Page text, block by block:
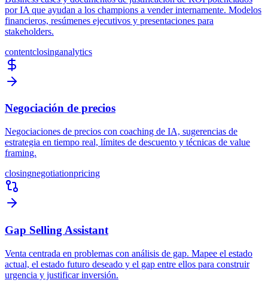
por IA que ayudan a los champions a vender internamente. Modelos
financieros, resúmenes ejecutivos y presentaciones para
stakeholders.
contentclosinganalytics
Negociación de precios
Negociaciones de precios con coaching de IA, sugerencias de
estrategia en tiempo real, límites de descuento y técnicas de value
framing.
closingnegotiationpricing
Gap Selling Assistant
Venta centrada en problemas con análisis de gap. Mapee el estado
actual, el estado futuro deseado y el gap entre ellos para construir
urgencia y justificar inversión.